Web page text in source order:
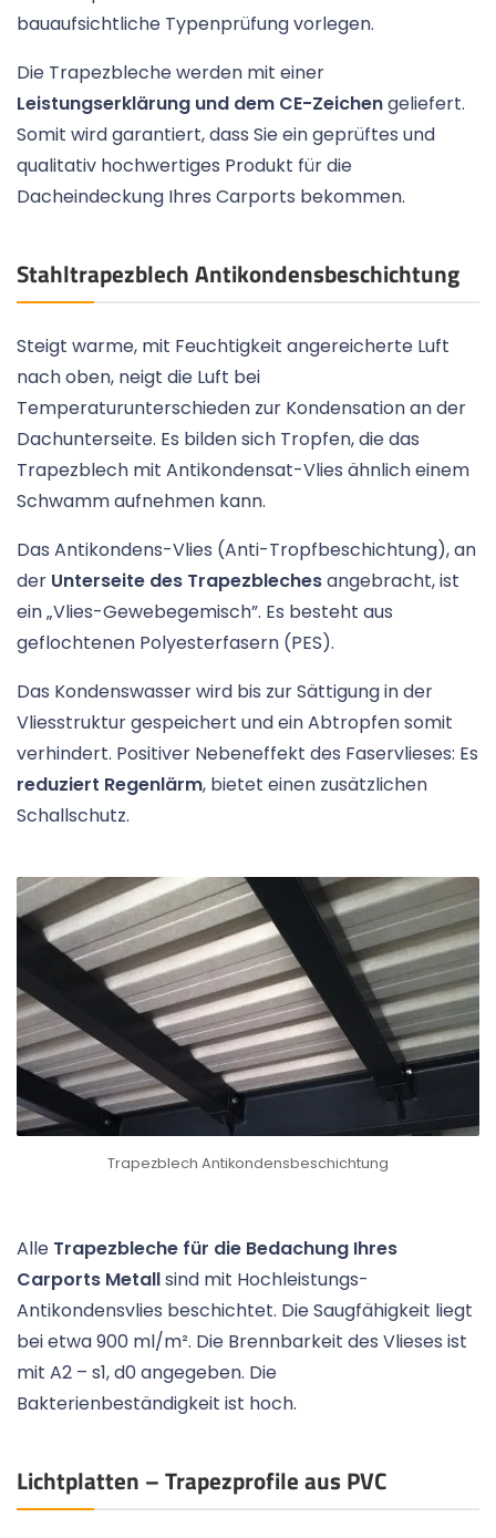
bauaufsichtliche Typenprüfung vorlegen.
Die Trapezbleche werden mit einer
Leistungserklärung und dem CE-Zeichengeliefert.
Somit wird garantiert, dass Sie ein geprüftes und
qualitativ hochwertiges Produkt für die
Dacheindeckung Ihres Carports bekommen.
Stahltrapezblech Antikondensbeschichtung
Steigt warme, mit Feuchtigkeit angereicherte Luft
nach oben, neigt die Luft bei
Temperaturunterschieden zur Kondensation an der
Dachunterseite. Es bilden sich Tropfen, die das
Trapezblech mit Antikondensat-Vlies ähnlich einem
Schwamm aufnehmen kann.
Das Antikondens-Vlies (Anti-Tropfbeschichtung), an
der Unterseite des Trapezblechesangebracht, ist
ein „Vlies-Gewebegemisch”. Es besteht aus
geflochtenen Polyesterfasern (PES).
Das Kondenswasser wird bis zur Sättigung in der
Vliesstruktur gespeichert und ein Abtropfen somit
verhindert. Positiver Nebeneffekt des Faservlieses: Es
reduziert Regenlärm, bietet einen zusätzlichen
Schallschutz.
Trapezblech Antikondensbeschichtung
Alle Trapezbleche für die Bedachung Ihres
Carports Metallsind mit Hochleistungs-
Antikondensvlies beschichtet. Die Saugfähigkeit liegt
bei etwa 900 ml/m². Die Brennbarkeit des Vlieses ist
mit A2 – s1, d0 angegeben. Die
Bakterienbeständigkeit ist hoch.
Lichtplatten – Trapezprofile aus PVC